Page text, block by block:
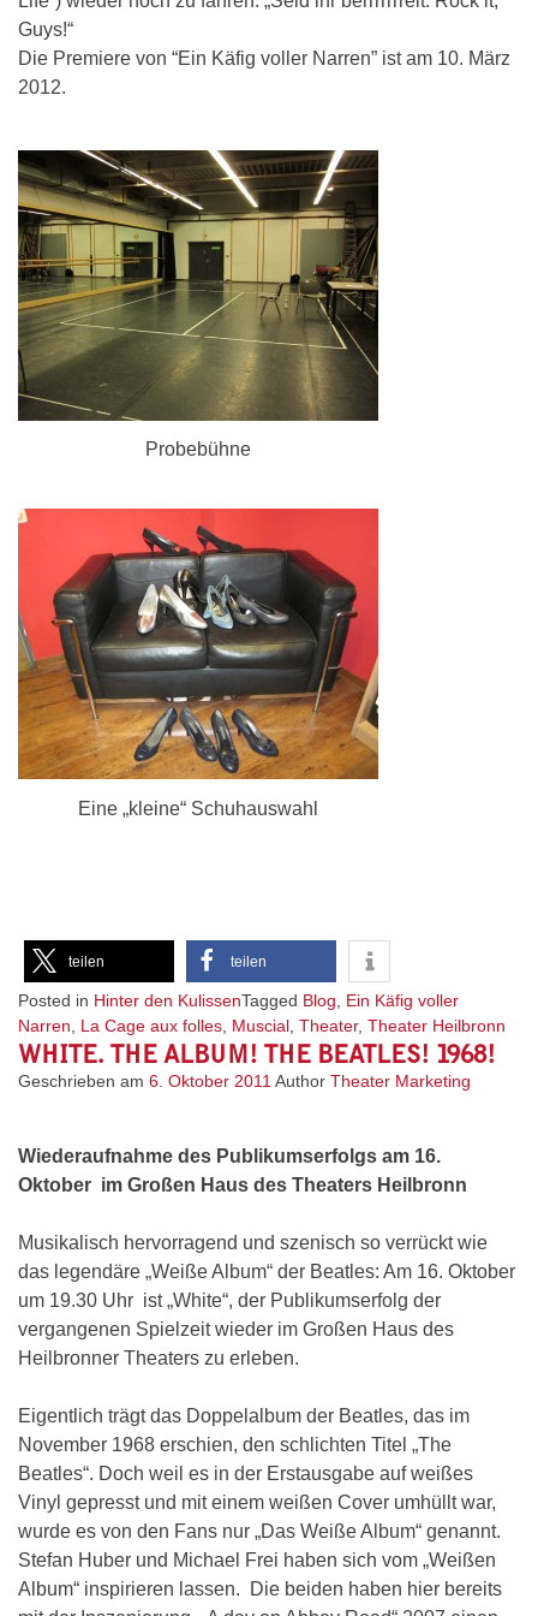
Guys!“
Die Premiere von “Ein Käfig voller Narren” ist am 10. März
2012.
Probebühne
Eine „kleine“ Schuhauswahl
teilen teilen
Posted in Hinter den KulissenTagged Blog, Ein Käfig voller
Narren, La Cage aux folles, Muscial, Theater, Theater Heilbronn
WHITE. THE ALBUM! THE BEATLES! 1968!
Geschrieben am 6. Oktober 2011Author Theater Marketing
Wiederaufnahme des Publikumserfolgs am 16.
Oktober im Großen Haus des Theaters Heilbronn
Musikalisch hervorragend und szenisch so verrückt wie
das legendäre „Weiße Album“ der Beatles: Am 16. Oktober
um 19.30 Uhr ist „White“, der Publikumserfolg der
vergangenen Spielzeit wieder im Großen Haus des
Heilbronner Theaters zu erleben.
Eigentlich trägt das Doppelalbum der Beatles, das im
November 1968 erschien, den schlichten Titel „The
Beatles“. Doch weil es in der Erstausgabe auf weißes
Vinyl gepresst und mit einem weißen Cover umhüllt war,
wurde es von den Fans nur „Das Weiße Album“ genannt.
Stefan Huber und Michael Frei haben sich vom „Weißen
Album“ inspirieren lassen. Die beiden haben hier bereits